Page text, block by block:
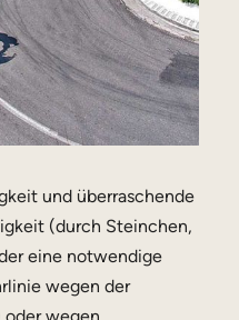
und überraschende
(durch Steinchen,
eine notwendige
wegen der